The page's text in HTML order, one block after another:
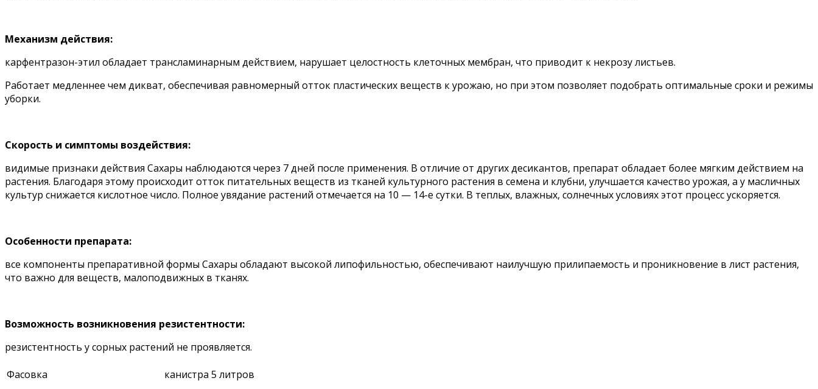
Механизм действия:
карфентразон-этил обладает трансламинарным действием, нарушает целостность клеточных мембран, что приводит к некрозу листьев.
Работает медленнее чем дикват, обеспечивая равномерный отток пластических веществ к урожаю, но при этом позволяет подобрать оптимальные сроки и режимы
уборки.
Скорость и симптомы воздействия:
видимые признаки действия Сахары наблюдаются через 7 дней после применения. В отличие от других десикантов, препарат обладает более мягким действием на
растения. Благодаря этому происходит отток питательных веществ из тканей культурного растения в семена и клубни, улучшается качество урожая, а у масличных
культур снижается кислотное число. Полное увядание растений отмечается на 10 — 14-е сутки. В теплых, влажных, солнечных условиях этот процесс ускоряется.
Особенности препарата:
все компоненты препаративной формы Сахары обладают высокой липофильностью, обеспечивают наилучшую прилипаемость и проникновение в лист растения,
что важно для веществ, малоподвижных в тканях.
Возможность возникновения резистентности:
резистентность у сорных растений не проявляется.
Фасовка
канистра 5 литров